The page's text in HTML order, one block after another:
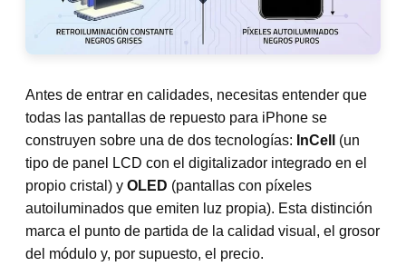
Antes de entrar en calidades, necesitas entender que
todas las pantallas de repuesto para iPhone se
construyen sobre una de dos tecnologías: InCell
(un
tipo de panel LCD con el digitalizador integrado en el
propio cristal) y OLED (pantallas con píxeles
autoiluminados que emiten luz propia). Esta distinción
marca el punto de partida de la calidad visual, el grosor
del módulo y, por supuesto, el precio.